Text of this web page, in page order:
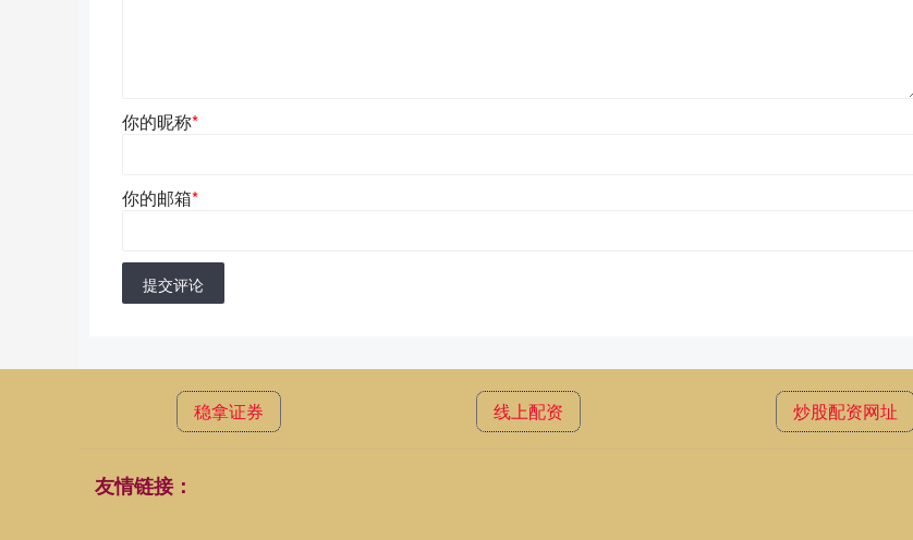
你的昵称*
你的邮箱*
提交评论
稳拿证券 线上配资 炒股配资网址
友情链接：